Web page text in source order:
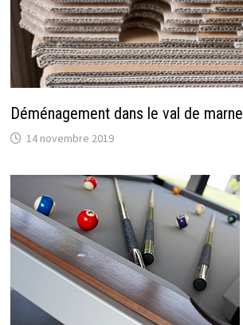
Déménagement dans le val de marne
14 novembre 2019